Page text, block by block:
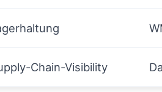
Chain-Visibility